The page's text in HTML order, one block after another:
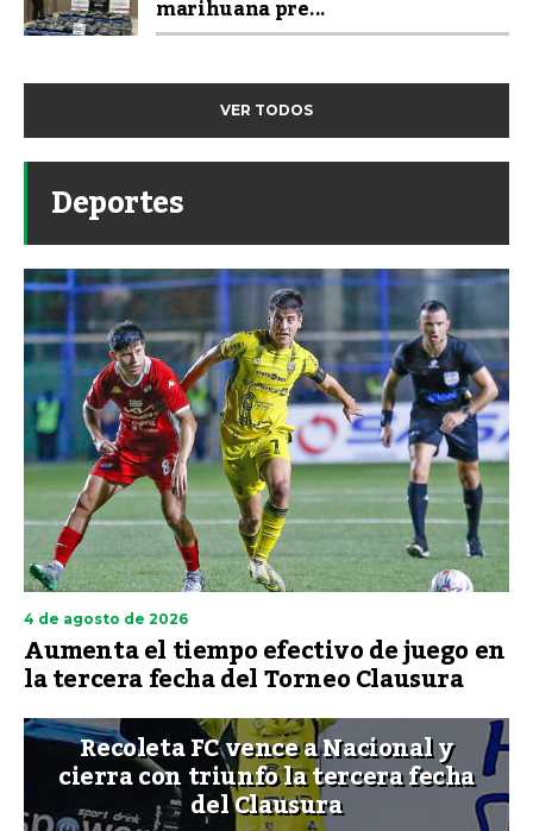
marihuana pre...
VER TODOS
Deportes
4 de agosto de 2026
Aumenta el tiempo efectivo de juego en
la tercera fecha del Torneo Clausura
Recoleta FC vence a Nacional y
cierra con triunfo la tercera fecha
del Clausura